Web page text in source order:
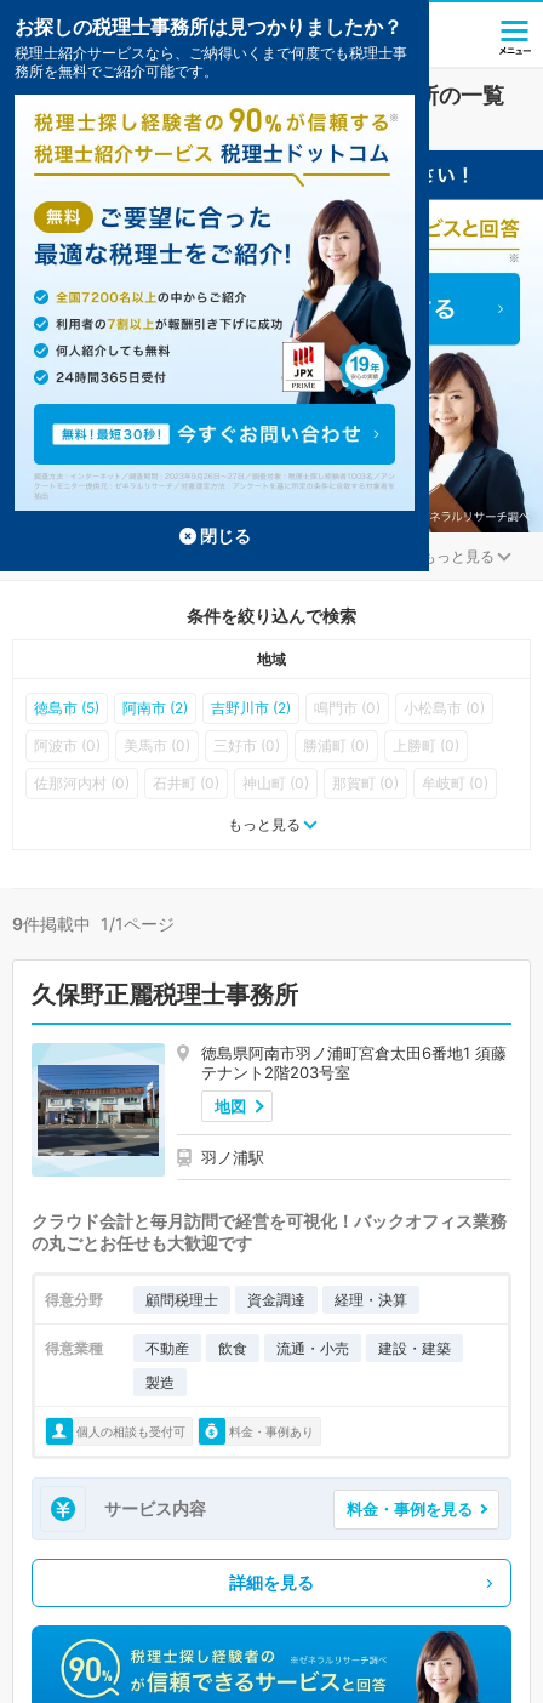
徳島で節税対策を扱う税理士・会計事務所の一覧
9件掲載中
もっと見る
条件を絞り込んで検索
地域
徳島市 (5) 阿南市 (2) 吉野川市 (2) 鳴門市 (0) 小松島市 (0)
阿波市 (0) 美馬市 (0) 三好市 (0) 勝浦町 (0) 上勝町 (0)
佐那河内村 (0) 石井町 (0) 神山町 (0) 那賀町 (0) 牟岐町 (0)
松茂町 (0) 北島町 (0)
もっと見る
9件掲載中 1/1ページ
久保野正麗税理士事務所
徳島県阿南市羽ノ浦町宮倉太田6番地1 須藤
テナント2階203号室
地図
羽ノ浦駅
クラウド会計と毎月訪問で経営を可視化！バックオフィス業務
の丸ごとお任せも大歓迎です
得意分野 顧問税理士 資金調達 経理・決算
得意業種 不動産 飲食 流通・小売
建設・建築
製造
個人の相談も受付可 料金・事例あり
サービス内容 料金・事例を見る
詳細を見る
お探しの税理士事務所は見つかりましたか？
税理士紹介サービスなら、ご納得いくまで何度でも税理士事
務所を無料でご紹介可能です。
閉じる